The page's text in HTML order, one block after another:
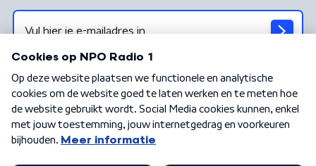
Algemene voorwaarden